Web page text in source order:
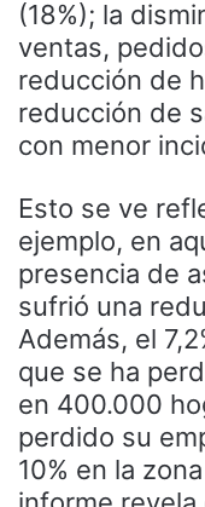
(18%); la
ventas,
reducción de
reducción de
con menor
Esto se ve
ejemplo, en
presencia de
sufrió una
Además, el
que se ha
en 400.000
perdido su
10% en la